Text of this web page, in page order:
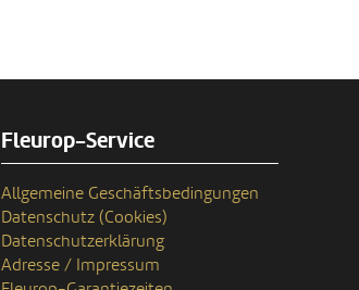
Fleurop-Service
Allgemeine Geschäftsbedingungen
Datenschutz (Cookies)
Datenschutzerklärung
Adresse / Impressum